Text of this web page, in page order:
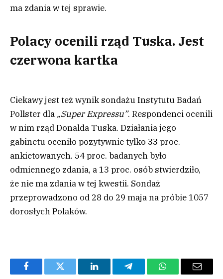
ma zdania w tej sprawie.
Polacy ocenili rząd Tuska. Jest
czerwona kartka
Ciekawy jest też wynik sondażu Instytutu Badań
Pollster dla „Super Expressu”. Respondenci ocenili
w nim rząd Donalda Tuska. Działania jego
gabinetu oceniło pozytywnie tylko 33 proc.
ankietowanych. 54 proc. badanych było
odmiennego zdania, a 13 proc. osób stwierdziło,
że nie ma zdania w tej kwestii. Sondaż
przeprowadzono od 28 do 29 maja na próbie 1057
dorosłych Polaków.
FacebookTwitter LinkedInTelegramWhatsAppEmail